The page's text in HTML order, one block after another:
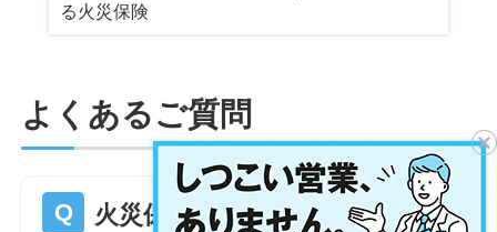
る火災保険
よくあるご質問
火災保険の保険料はどの保険会